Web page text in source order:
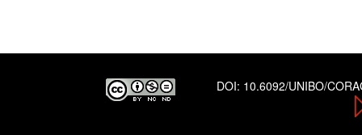
DOI: 10.6092/UNIBO/